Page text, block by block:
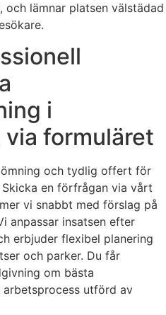
lämnar platsen välstädad
i
via formuläret
och tydlig offert för
en förfrågan via vårt
vi snabbt med förslag på
anpassar insatsen efter
erbjuder flexibel planering
och parker. Du får
om bästa
utförd av